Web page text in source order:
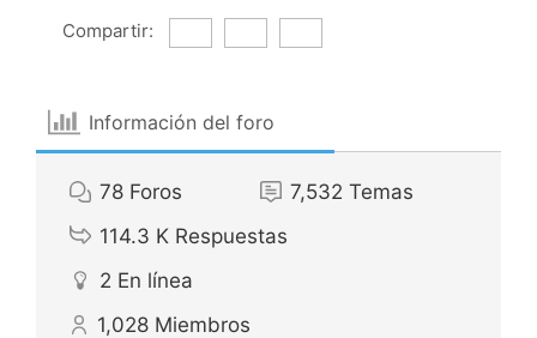
Compartir:
Información del foro
78 Foros 7,532 Temas
114.3 K Respuestas
2 En línea
1,028 Miembros